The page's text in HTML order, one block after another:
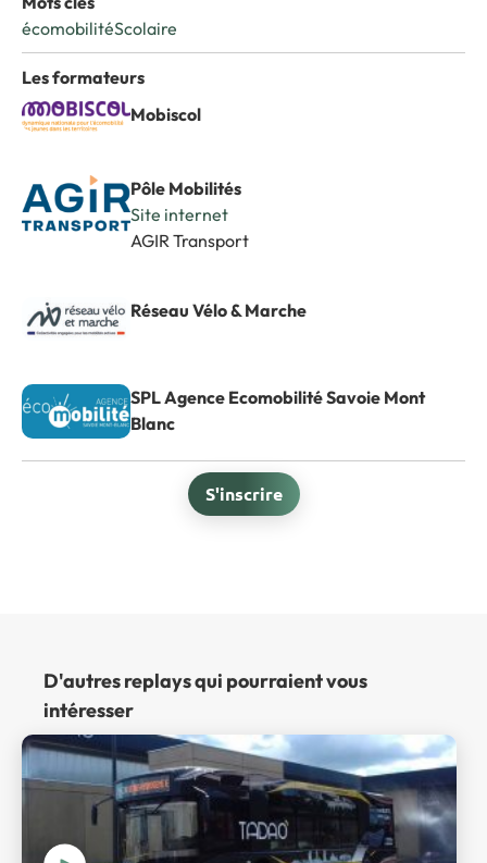
écomobilitéScolaire
Les formateurs
Mobiscol
Pôle Mobilités
Site internet
AGIR Transport
Réseau Vélo & Marche
SPL Agence Ecomobilité Savoie Mont
Blanc
S'inscrire
D'autres replays qui pourraient vous
intéresser